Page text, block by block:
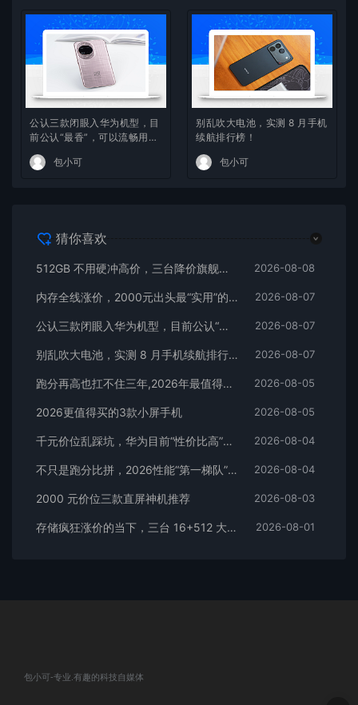
公认三款闭眼入华为机型，目
前公认“最香”，可以流畅用四
年
包小可
别乱吹大电池，实测 8 月手机
续航排行榜！
包小可
猜你喜欢
512GB 不用硬冲高价，三台降价旗舰藏着捡漏逻辑 2026-08-08
内存全线涨价，2000元出头最“实用”的三款512GB手机 2026-08-07
公认三款闭眼入华为机型，目前公认“最香”，可以流畅用四年 2026-08-07
别乱吹大电池，实测 8 月手机续航排行榜！ 2026-08-07
跑分再高也扛不住三年,2026年最值得长期用的5款手机 2026-08-05
2026更值得买的3款小屏手机 2026-08-05
千元价位乱踩坑，华为目前“性价比高”的3款手机 2026-08-04
不只是跑分比拼，2026性能“第一梯队”的旗舰手机 2026-08-04
2000 元价位三款直屏神机推荐 2026-08-03
存储疯狂涨价的当下，三台 16+512 大存储旗舰，一步告别清内存内耗 2026-08-01
包小可-专业.有趣的科技自媒体